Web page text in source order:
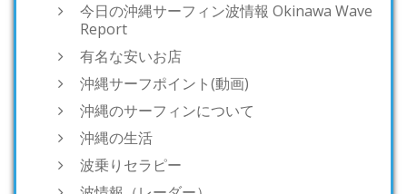
今日の沖縄サーフィン波情報 Okinawa Wave
Report
有名な安いお店
沖縄サーフポイント(動画)
沖縄のサーフィンについて
沖縄の生活
波乗りセラピー